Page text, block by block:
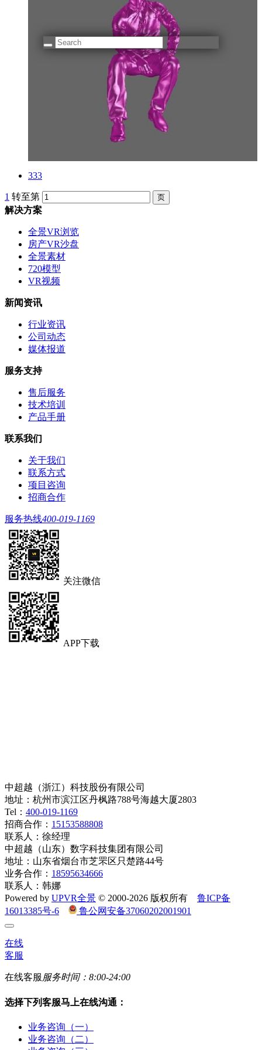
333
1 转至第
解决方案
全景VR浏览
房产VR沙盘
全景素材
720模型
VR视频
新闻资讯
行业资讯
公司动态
媒体报道
服务支持
售后服务
技术培训
产品手册
联系我们
关于我们
联系方式
项目咨询
招商合作
服务热线400-019-1169
关注微信
APP下载
中超越（浙江）科技股份有限公司
地址：杭州市滨江区丹枫路788号海越大厦2803
Tel： 400-019-1169
招商合作： 15153588808
联系人：徐经理
中超越（山东）数字科技集团有限公司
地址：山东省烟台市芝罘区只楚路44号
业务合作： 18595634666
联系人：韩娜
Powered by UPVR全景 © 2000-2026 版权所有 鲁ICP备
16013385号-6
鲁公网安备37060202001901
在线
客服
在线客服服务时间：8:00-24:00
选择下列客服马上在线沟通：
业务咨询（一）
业务咨询（二）